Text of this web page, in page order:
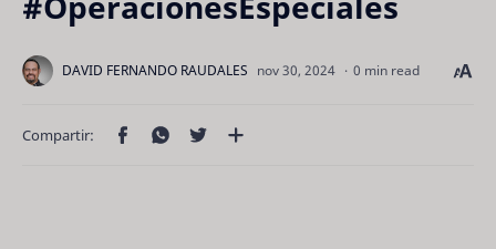
0 min read